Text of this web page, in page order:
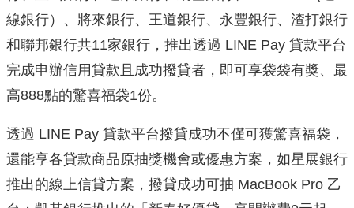
線銀行）、將來銀行、王道銀行、永豐銀行、 渣打銀行
和聯邦銀行共11家銀行，推出透過 LINE Pay 貸款平台
完成申辦信用貸款且成功撥貸者，即可享袋袋有獎、 最
高888點的驚喜福袋1份。
透過 LINE Pay 貸款平台撥貸成功不僅可獲驚喜福袋，
還能享各貸款商品原抽獎機會或優惠方案， 如星展銀行
推出的線上信貸方案，撥貸成功可抽 MacBook Pro 乙